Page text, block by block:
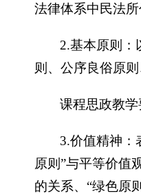
法律体系中民法所
2.基本原则：
则、公序良俗原
课程思政教
3.价值精神：
原则”与平等价值
的关系、“绿色原